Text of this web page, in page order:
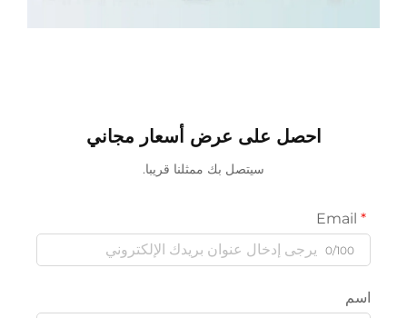
احصل على عرض أسعار مجاني
سيتصل بك ممثلنا قريبا.